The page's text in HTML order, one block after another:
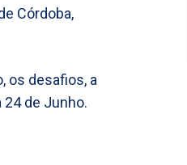
Córdoba,
os desafios, a
de Junho.